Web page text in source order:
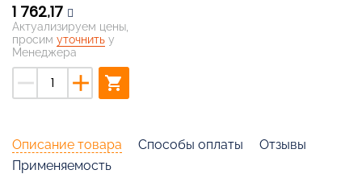
1 762,17
Актуализируем цены,
просим уточнить у
Менеджера
remove add shopping_cart
Описание товара Способы оплаты
Отзывы
Применяемость